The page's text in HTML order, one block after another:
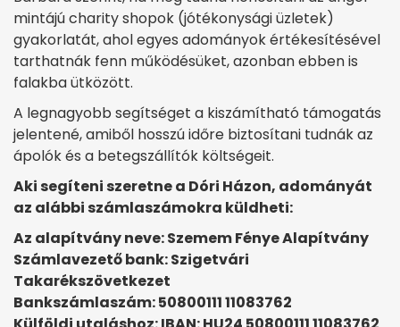
mintájú charity shopok (jótékonysági üzletek)
gyakorlatát, ahol egyes adományok értékesítésével
tarthatnák fenn működésüket, azonban ebben is
falakba ütközött.
A legnagyobb segítséget a kiszámítható támogatás
jelentené, amiből hosszú időre biztosítani tudnák az
ápolók és a betegszállítók költségeit.
Aki segíteni szeretne a Dóri Házon, adományát
az alábbi számlaszámokra küldheti:
Az alapítvány neve: Szemem Fénye Alapítvány
Számlavezető bank: Szigetvári
Takarékszövetkezet
Bankszámlaszám: 50800111 11083762